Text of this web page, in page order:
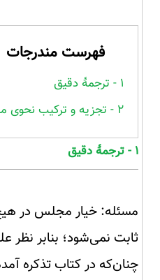
فهرست مندرجات
۱ - ترجمهٔ دقیق
۲ - تجزیه و ترکیب نحوی متن
۱ - ترجمهٔ دقیق
مسئله: خیار مجلس در
ثابت نمی‌شود؛ بنابر نظر
چنان‌که در کتاب تذکره